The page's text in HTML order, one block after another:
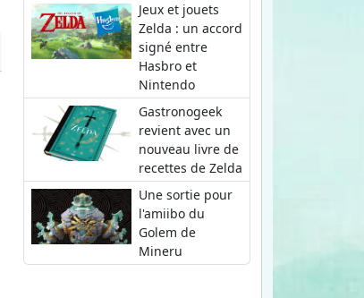
Jeux et jouets
Zelda : un accord
signé entre
Hasbro et
Nintendo
Gastronogeek
revient avec un
nouveau livre de
recettes de Zelda
Une sortie pour
l'amiibo du
Golem de
Mineru